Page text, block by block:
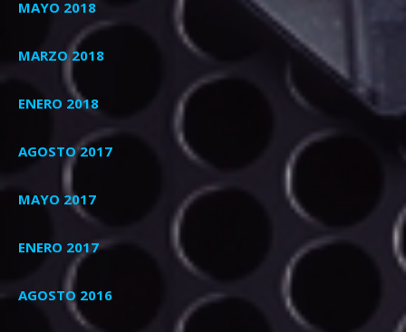
MAYO 2018
MARZO 2018
ENERO 2018
AGOSTO 2017
MAYO 2017
ENERO 2017
AGOSTO 2016